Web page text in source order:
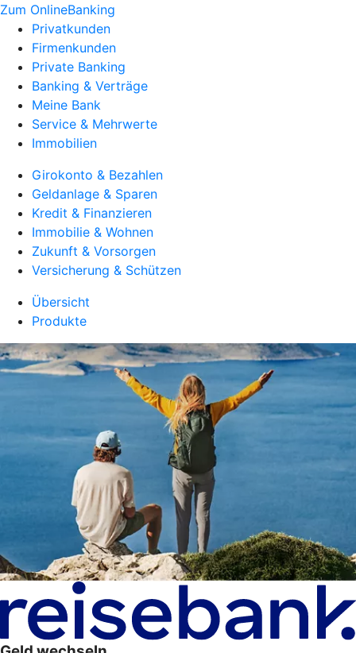
Zum OnlineBanking
Privatkunden
Firmenkunden
Private Banking
Banking & Verträge
Meine Bank
Service & Mehrwerte
Immobilien
Girokonto & Bezahlen
Geldanlage & Sparen
Kredit & Finanzieren
Immobilie & Wohnen
Zukunft & Vorsorgen
Versicherung & Schützen
Übersicht
Produkte